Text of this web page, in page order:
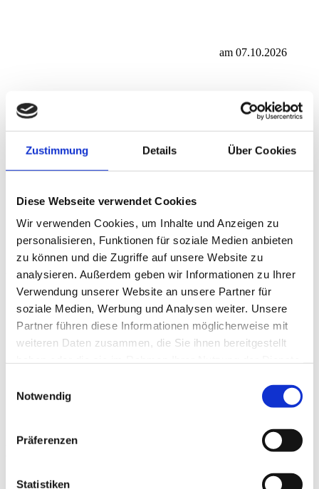
Zustimmung Details Über Cookies
Diese Webseite verwendet Cookies
Wir verwenden Cookies, um Inhalte und Anzeigen zu
personalisieren, Funktionen für soziale Medien anbieten
zu können und die Zugriffe auf unsere Website zu
analysieren. Außerdem geben wir Informationen zu Ihrer
Verwendung unserer Website an unsere Partner für
soziale Medien, Werbung und Analysen weiter. Unsere
Partner führen diese Informationen möglicherweise mit
weiteren Daten zusammen, die Sie ihnen bereitgestellt
Notwendig
Präferenzen
Statistiken
am 07.10.2026
& Abhängigkeit
Spielhallen
Alle Personen, die im Kontakt zu den Spielgästen tätig sind, sowie
Die Teilnehmer werden befähigt gesetzliche Vorgaben, des